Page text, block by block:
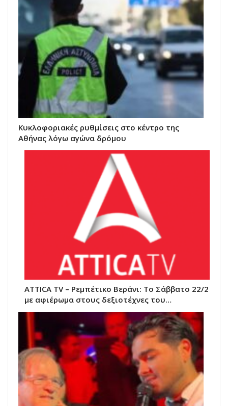
Κυκλοφοριακές ρυθμίσεις στο κέντρο της
Αθήνας λόγω αγώνα δρόμου
ATTICA TV – Ρεμπέτικο Βεράνι: Το Σάββατο 22/2
με αφιέρωμα στους δεξιοτέχνες του…